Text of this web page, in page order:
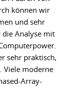
können wir
und sehr
Analyse mit
sehr praktisch,
Viele moderne
Array-